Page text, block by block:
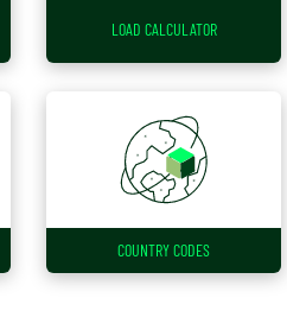
LOAD CALCULATOR
COUNTRY CODES